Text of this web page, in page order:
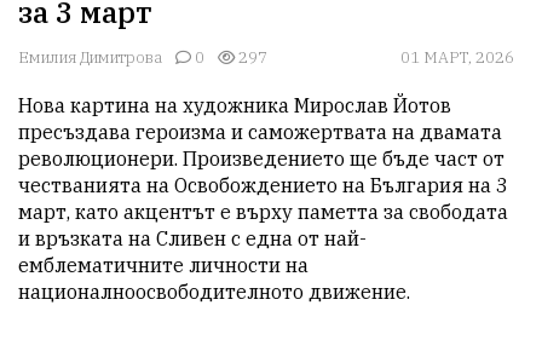
за 3 март
Емилия Димитрова 0 297 01 МАРТ, 2026
Нова картина на художника Мирослав Йотов
пресъздава героизма и саможертвата на двамата
революционери. Произведението ще бъде част от
честванията на Освобождението на България на 3
март, като акцентът е върху паметта за свободата
и връзката на Сливен с една от най-
емблематичните личности на
националноосвободителното движение.